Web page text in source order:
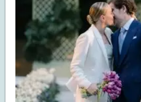
COZINHA
DECORAÇÃO
DE NOIVA PRA NOIVA
S.O.S CASADAS
FALE COM O SAY I DO